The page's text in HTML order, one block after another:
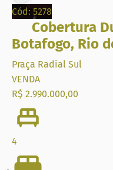
Cód: 5278
Cobertura
Botafogo, Rio
Praça Radial Sul
VENDA
R$ 2.990.000,00
4